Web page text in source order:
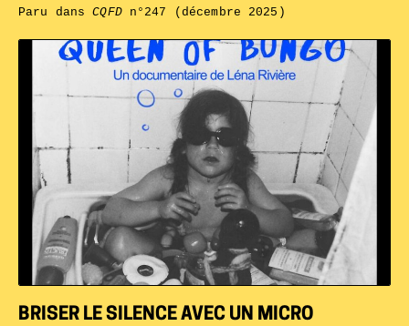
BRISER LE SILENCE AVEC UN MICRO
Paru dansCQFDn°247 (décembre 2025)